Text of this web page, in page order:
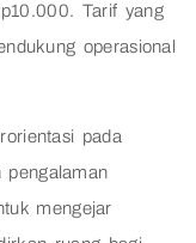
Tarif yang
operasional
pada
mengejar